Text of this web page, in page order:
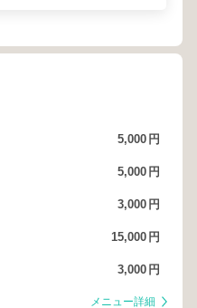
5,000 円
5,000 円
3,000 円
15,000 円
3,000 円
メニュー詳細